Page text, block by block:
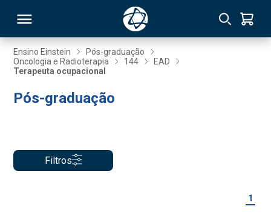
Ensino Einstein
Pós-graduação
Oncologia e Radioterapia
144
EAD
Terapeuta ocupacional
Pós-graduação
Filtros
1